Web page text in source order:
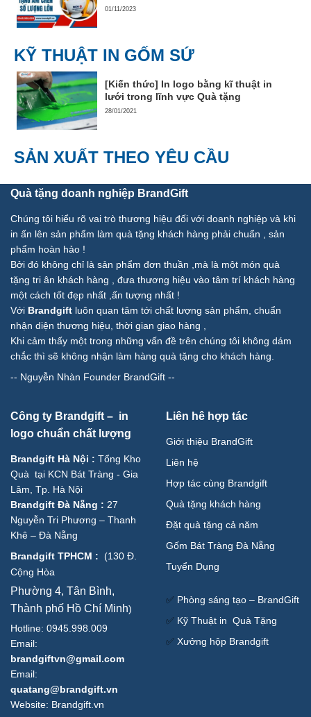
01/11/2023
KỸ THUẬT IN GỐM SỨ
[Kiến thức] In logo bằng kĩ thuật in
lưới trong lĩnh vực Quà tặng
28/01/2021
SẢN XUẤT THEO YÊU CẦU
Quà tặng doanh nghiệp BrandGift
Chúng tôi hiểu rõ vai trò thương hiệu đối với doanh nghiệp và khi
in ấn lên sản phẩm làm quà tặng khách hàng phải chuẩn , sản
phẩm hoàn hảo !
Bởi đó không chỉ là sản phẩm đơn thuần ,mà là một món quà
tặng tri ân khách hàng , đưa thương hiệu vào tâm trí khách hàng
một cách tốt đẹp nhất ,ấn tượng nhất !
Với Brandgift luôn quan tâm tới chất lượng sản phẩm, chuẩn
nhận diện thương hiệu, thời gian giao hàng ,
Khi cảm thấy một trong những vấn đề trên chúng tôi không dám
chắc thì sẽ không nhận làm hàng quà tặng cho khách hàng.
-- Nguyễn Nhàn Founder BrandGift --
Công ty Brandgift – in
logo chuẩn chất lượng
Brandgift Hà Nội : Tổng Kho
Quà tại KCN Bát Tràng - Gia
Lâm, Tp. Hà Nội
Brandgift Đà Nẵng : 27
Nguyễn Tri Phương – Thanh
Khê – Đà Nẵng
Brandgift TPHCM : (130 Đ.
Cộng Hòa
Phường 4, Tân Bình,
Thành phố Hồ Chí Minh)
Hotline: 0945.998.009
Email:
brandgiftvn@gmail.com
Email:
quatang@brandgift.vn
Website: Brandgift.vn
Liên hê hợp tác
Giới thiệu BrandGift
Liên hệ
Hợp tác cùng Brandgift
Quà tặng khách hàng
Đặt quà tặng cả năm
Gốm Bát Tràng Đà Nẵng
Tuyển Dụng
✅ Phòng sáng tạo – BrandGift
✅ Kỹ Thuật in Quà Tặng
✅ Xưởng hộp Brandgift